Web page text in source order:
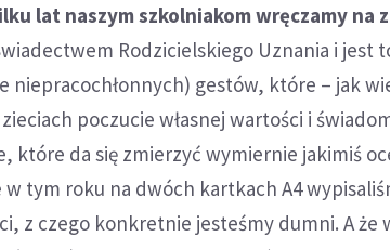
lat naszym szkolniakom wręczamy na
Rodzicielskiego Uznania i jest
niepracochłonnych) gestów, które – jak
poczucie własnej wartości i
które da się zmierzyć wymiernie jakimiś
w tym roku na dwóch kartkach A4
z czego konkretnie jesteśmy dumni. A że